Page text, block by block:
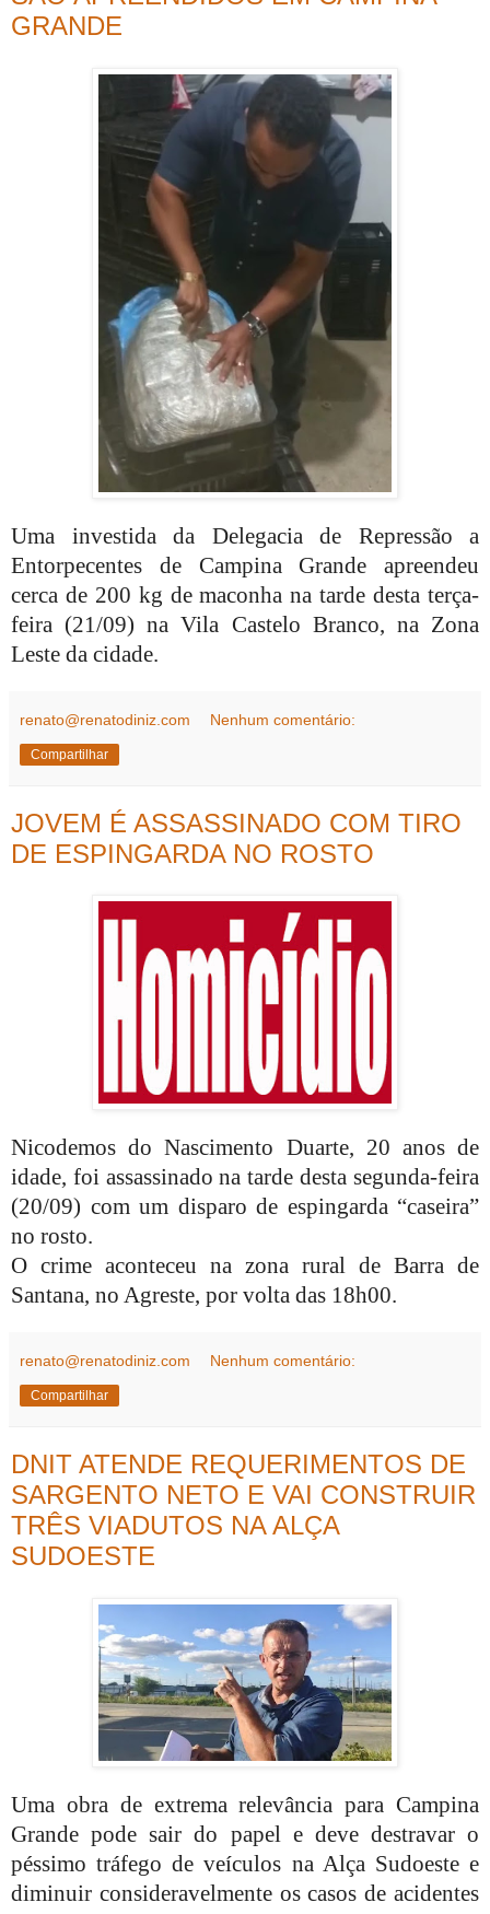
GRANDE
Uma investida da Delegacia de Repressão a
Entorpecentes de Campina Grande apreendeu
cerca de 200 kg de maconha na tarde desta terça-
feira (21/09) na Vila Castelo Branco, na Zona
Leste da cidade.
renato@renatodiniz.com Nenhum comentário:
Compartilhar
JOVEM É ASSASSINADO COM TIRO
DE ESPINGARDA NO ROSTO
Nicodemos do Nascimento Duarte, 20 anos de
idade, foi assassinado na tarde desta segunda-feira
(20/09) com um disparo de espingarda “caseira”
no rosto.
O crime aconteceu na zona rural de Barra de
Santana, no Agreste, por volta das 18h00.
renato@renatodiniz.com Nenhum comentário:
Compartilhar
DNIT ATENDE REQUERIMENTOS DE
SARGENTO NETO E VAI CONSTRUIR
TRÊS VIADUTOS NA ALÇA
SUDOESTE
Uma obra de extrema relevância para Campina
Grande pode sair do papel e deve destravar o
péssimo tráfego de veículos na Alça Sudoeste e
diminuir consideravelmente os casos de acidentes